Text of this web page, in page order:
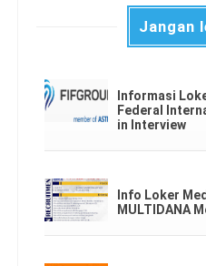
Jangan
Informasi
Federal
in Interview
Info Loker
MULTIDANA